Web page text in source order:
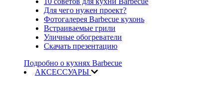
Для чего нужен проект?
Фотогалерея Barbecue кухонь
Встраиваемые грили
Уличные обогреватели
Скачать презентацию
Подробно о кухнях Barbecue
АКСЕССУАРЫ